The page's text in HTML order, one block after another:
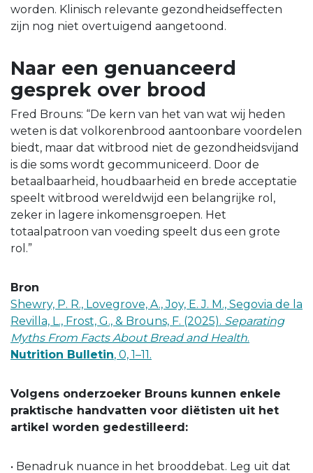
worden. Klinisch relevante gezondheidseffecten
zijn nog niet overtuigend aangetoond.
Naar een genuanceerd
gesprek over brood
Fred Brouns: “De kern van het van wat wij heden
weten is dat volkorenbrood aantoonbare voordelen
biedt, maar dat witbrood niet de gezondheidsvijand
is die soms wordt gecommuniceerd. Door de
betaalbaarheid, houdbaarheid en brede acceptatie
speelt witbrood wereldwijd een belangrijke rol,
zeker in lagere inkomensgroepen. Het
totaalpatroon van voeding speelt dus een grote
rol.”
Bron
Shewry, P. R., Lovegrove, A., Joy, E. J. M., Segovia de la
Revilla, L., Frost, G., & Brouns, F. (2025). Separating
Myths From Facts About Bread and Health.
Nutrition Bulletin, 0, 1–11.
Volgens onderzoeker Brouns kunnen enkele
praktische handvatten voor diëtisten uit het
artikel worden gedestilleerd:
• Benadruk nuance in het brooddebat. Leg uit dat